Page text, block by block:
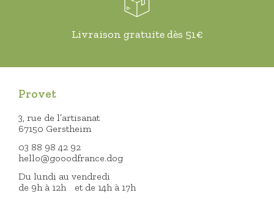
Livraison gratuite dès 51€
Provet
3, rue de l’artisanat
67150 Gerstheim
03 88 98 42 92
hello@gooodfrance.dog
Du lundi au vendredi
de 9h à 12h et de 14h à 17h